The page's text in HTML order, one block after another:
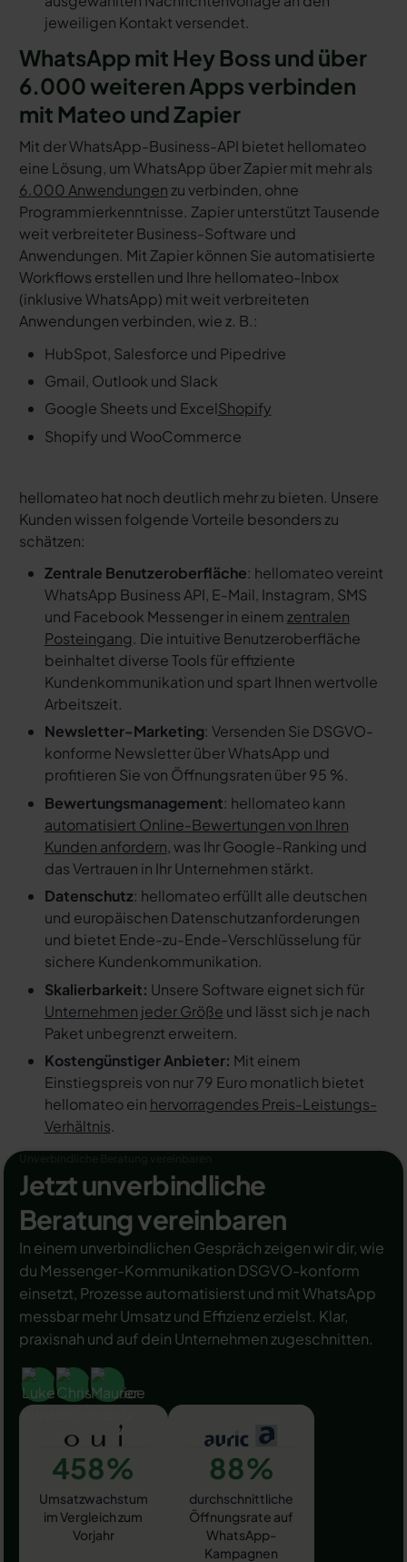
jeweiligen Kontakt versendet.
WhatsApp mit Hey Boss und über
6.000 weiteren Apps verbinden
mit Mateo und Zapier
Mit der WhatsApp-Business-API bietet hellomateo
eine Lösung, um WhatsApp über Zapier mit mehr als
6.000 Anwendungenzu verbinden, ohne
Programmierkenntnisse. Zapier unterstützt Tausende
weit verbreiteter Business-Software und
Anwendungen. Mit Zapier können Sie automatisierte
Workflows erstellen und Ihre hellomateo-Inbox
(inklusive WhatsApp) mit weit verbreiteten
Anwendungen verbinden, wie z. B.:
HubSpot, Salesforce und Pipedrive
Gmail, Outlook und Slack
Google Sheets und ExcelShopify
Shopify und WooCommerce
hellomateo hat noch deutlich mehr zu bieten. Unsere
Kunden wissen folgende Vorteile besonders zu
schätzen:
Zentrale Benutzeroberfläche: hellomateo vereint
WhatsApp Business API, E-Mail, Instagram, SMS
und Facebook Messenger in einem zentralen
Posteingang. Die intuitive Benutzeroberfläche
beinhaltet diverse Tools für effiziente
Kundenkommunikation und spart Ihnen wertvolle
Arbeitszeit.
Newsletter-Marketing: Versenden Sie DSGVO-
konforme Newsletter über WhatsApp und
profitieren Sie von Öffnungsraten über 95 %.
Bewertungsmanagement: hellomateo kann
automatisiert Online-Bewertungen von Ihren
Kunden anfordern, was Ihr Google-Ranking und
das Vertrauen in Ihr Unternehmen stärkt.
Datenschutz: hellomateo erfüllt alle deutschen
und europäischen Datenschutzanforderungen
und bietet Ende-zu-Ende-Verschlüsselung für
sichere Kundenkommunikation.
Skalierbarkeit: Unsere Software eignet sich für
Unternehmen jeder Größe und lässt sich je nach
Paket unbegrenzt erweitern.
Kostengünstiger Anbieter: Mit einem
Einstiegspreis von nur 79 Euro monatlich bietet
hellomateo ein hervorragendes Preis-Leistungs-
Verhältnis.
Jetzt unverbindliche
Beratung vereinbaren
In einem unverbindlichen Gespräch zeigen wir dir, wie
du Messenger-Kommunikation DSGVO-konform
einsetzt, Prozesse automatisierst und mit WhatsApp
messbar mehr Umsatz und Effizienz erzielst. Klar,
praxisnah und auf dein Unternehmen zugeschnitten.
458%
Umsatzwachstum
im Vergleich zum
Vorjahr
88%
durchschnittliche
Öffnungsrate auf
WhatsApp-
Kampagnen